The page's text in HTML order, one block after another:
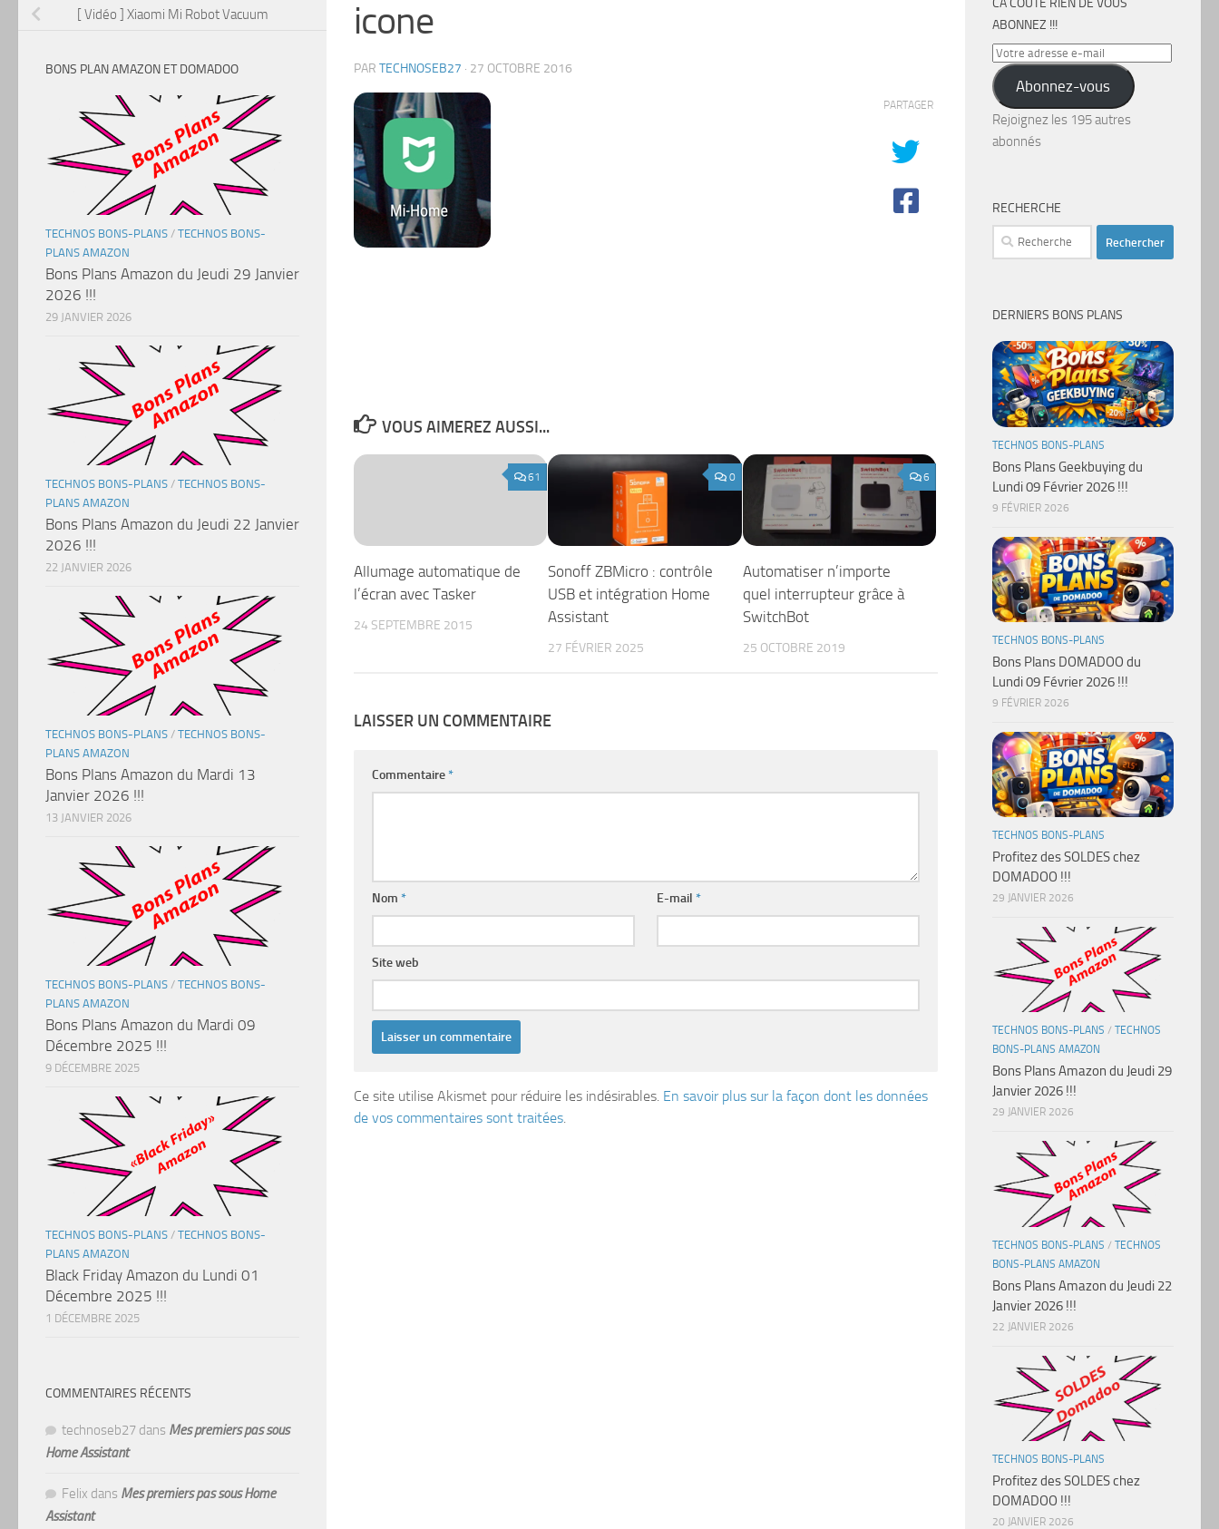
icone
PAR TECHNOSEB27 · 27 OCTOBRE 2016
PARTAGER
VOUS AIMEREZ AUSSI...
61
Allumage automatique de
l’écran avec Tasker
24 SEPTEMBRE 2015
0
Sonoff ZBMicro : contrôle
USB et intégration Home
Assistant
27 FÉVRIER 2025
6
Automatiser n’importe
quel interrupteur grâce à
SwitchBot
25 OCTOBRE 2019
LAISSER UN COMMENTAIRE
Commentaire*
Nom * E-mail*
Site web
Ce site utilise Akismet pour réduire les indésirables. En savoir plus sur la façon dont les données
de vos commentaires sont traitées
[ Vidéo ] Xiaomi Mi Robot Vacuum
BONS PLAN AMAZON ET DOMADOO
TECHNOS BONS-PLANS / TECHNOS BONS-
PLANS AMAZON
Bons Plans Amazon du Jeudi 29 Janvier
2026 !!!
29 JANVIER 2026
TECHNOS BONS-PLANS / TECHNOS BONS-
PLANS AMAZON
Bons Plans Amazon du Jeudi 22 Janvier
2026 !!!
22 JANVIER 2026
TECHNOS BONS-PLANS / TECHNOS BONS-
PLANS AMAZON
Bons Plans Amazon du Mardi 13
Janvier 2026 !!!
13 JANVIER 2026
TECHNOS BONS-PLANS / TECHNOS BONS-
PLANS AMAZON
Bons Plans Amazon du Mardi 09
Décembre 2025 !!!
9 DÉCEMBRE 2025
TECHNOS BONS-PLANS / TECHNOS BONS-
PLANS AMAZON
Black Friday Amazon du Lundi 01
Décembre 2025 !!!
1 DÉCEMBRE 2025
COMMENTAIRES RÉCENTS
technoseb27 dans Mes premiers pas sous
Home Assistant
Felix dans Mes premiers pas sous Home
Assistant
CA COÛTE RIEN DE VOUS
ABONNEZ !!!
Votre
adresse
e-
mail
Abonnez-vous
Rejoignez les 195 autres
abonnés
RECHERCHE
Rechercher :
DERNIERS BONS PLANS
TECHNOS BONS-PLANS
Bons Plans Geekbuying du
Lundi 09 Février 2026 !!!
9 FÉVRIER 2026
TECHNOS BONS-PLANS
Bons Plans DOMADOO du
Lundi 09 Février 2026 !!!
9 FÉVRIER 2026
TECHNOS BONS-PLANS
Profitez des SOLDES chez
DOMADOO !!!
29 JANVIER 2026
TECHNOS BONS-PLANS / TECHNOS
BONS-PLANS AMAZON
Bons Plans Amazon du Jeudi 29
Janvier 2026 !!!
29 JANVIER 2026
TECHNOS BONS-PLANS / TECHNOS
BONS-PLANS AMAZON
Bons Plans Amazon du Jeudi 22
Janvier 2026 !!!
22 JANVIER 2026
TECHNOS BONS-PLANS
Profitez des SOLDES chez
DOMADOO !!!
20 JANVIER 2026